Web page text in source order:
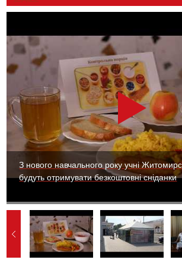
З нового навчального року учні
будуть отримувати безкоштовні сніданки